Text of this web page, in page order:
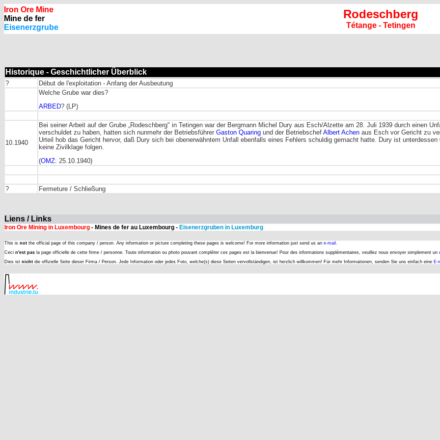
Iron Ore Mine
Mine de fer
Eisenerzgrube
Rodeschberg
Tétange - Tetingen
Historique - Geschichtlicher Überblick
?
Début de l'exploitation - Anfang der Ausbeutung
Welche Grube war dies?
ARBED? (LP)
10.1940
Bei seiner Arbeit auf der Grube „Rodeschberg" in Tetingen war der Bergmann Michel Dury aus Esch/Alzette am 28. Juli 1939 durch einen
verschuldet zu haben, hatten sich nunmehr der Betriebsführer Gaston Quaring und der Betriebschef Albert Achen aus Esch vor Gericht zu
Urteil hob das Gericht hervor, daß Dury sich bei obenerwähntem Unfall ebenfalls eines Fehlers schuldig gemacht hatte. Dury ist
keine Zivilklage folgen.
(OMZ: 25.10.1940)
? Fermeture / Schließung
Liens / Links
Iron Ore Mining in Luxembourg - Mines de fer au Luxembourg - Eisenerzgruben in Luxemburg
This is not the official page of this company / person. Any information or picture completing these pages is welcome! For more information just send us an e-mail.
Ceci n'est pas la page officielle de cette firme / personne. Toute information ou photo pouvant compléter ces pages est la bienvenue! Pour des informations supplémentaires, veuillez nous envoyer simplement un
Dies ist nicht die offizielle Seite dieser Firma / Person. Jede Information oder jedes Foto, welche(s) diese Seiten vervollständigen, ist herzlich willkommen! Für mehr Informationen, senden Sie uns einfach eine E-